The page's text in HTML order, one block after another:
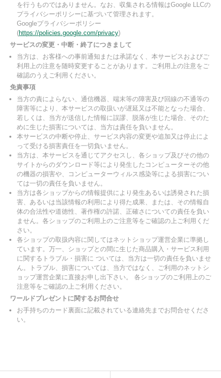
を行うものではありません。なお、収集される情報はGoogle LLCの
プライバシーポリシーに基づいて管理されます。
Googleプライバシーポリシー
(https://policies.google.com/privacy)
サービスの変更・中断・終了につきまして
当方は、お客様への事前通知または承諾なく、本サービスおよびご
利用上の注意を随時変更することがあります。ご利用上の注意をご
確認のうえご利用ください。
免責事項
当方の責によらない、通信機器、端末等の障害及び回線の不通等の
障害等により、本サービスの取扱いが遅延又は不能となった場合、
若しくは、当方が送信した情報に誤謬、脱落が生じた場合、そのた
めに生じた損害については、当方は責任を負いません。
本サービスの中断や停止、サービス内容の変更や追加又は停止によ
って受ける損害責任を一切負いません。
当方は、本サービスを通じてアクセスし、各ショップ及びその他の
サイトからのダウンロード等により発生したコンピューターその他
の機器の損害や、コンピューターウィルス感染等による損害につい
ては一切の責任を負いません。
当方は各ショップからの情報提供により発生あるいは誘発された損
害、あるいは当該情報の利用により得た成果、または、その情報自
体の合法性や道徳性、著作権の許諾、正確さについての責任を負い
ません。各ショップのご利用上のご注意等をご確認の上ご利用くだ
さい。
各ショップの取扱内容に関してはネットショップ運営企業に準拠し
ています。万一、ショップとの間に生じた商品購入・サービス利用
に関するトラブル・損害に ついては、当方は一切の責任を負いませ
ん。トラブル、損害については、当方ではなく、ご利用のネットシ
ョップ運営企業に直接お申し出下さい。 各ショップのご利用上のご
注意等をご確認の上ご利用ください。
ワールドプレゼントに関するお問合せ
お手持ちのカード裏面に記載されている連絡先までお問合せくださ
い。